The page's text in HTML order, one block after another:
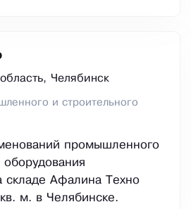
Челябинск
и строительного
промышленного
оборудования
складе Афалина Техно
м. в Челябинске.